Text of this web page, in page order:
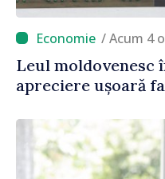
/ Acum 4
Leul moldovenesc
apreciere ușoară